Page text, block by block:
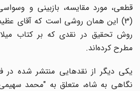
قطعی، مورد مقایسه، بازبینی و وسواسی
(3) این همان روشی است که آقای
روش تحقیق در نقدی که بر کتاب
مطرح کرده‌اند.
یکی دیگر از نقدهایی منتشر شده در